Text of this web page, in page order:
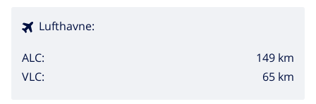
Lufthavne:
ALC:
149 km
VLC:
65 km